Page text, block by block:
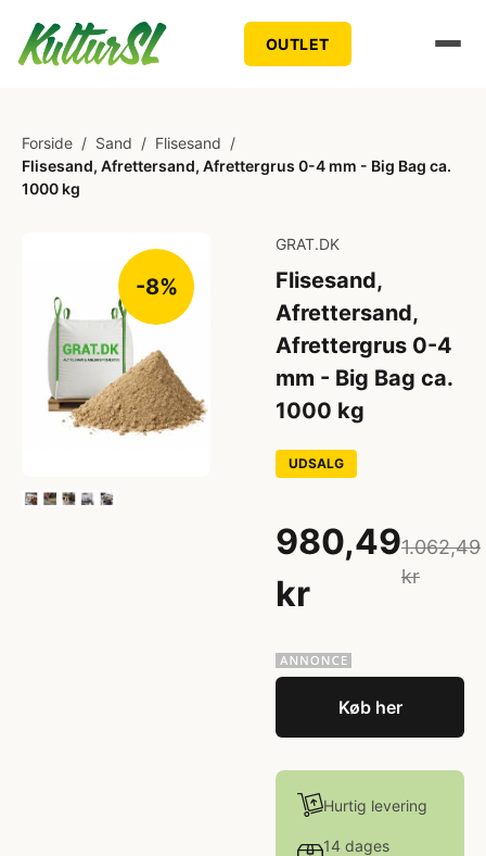
OUTLET
Forside / Sand / Flisesand /
Flisesand, Afrettersand, Afrettergrus 0-4 mm - Big Bag ca.
1000 kg
-8%
GRAT.DK
Flisesand,
Afrettersand,
Afrettergrus 0-4
mm - Big Bag ca.
1000 kg
UDSALG
980,49
kr
1.062,49
kr
Køb her
Hurtig levering
14 dages